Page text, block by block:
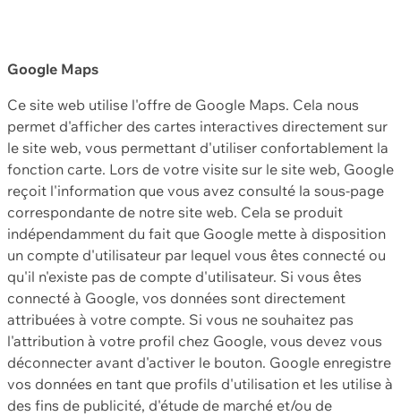
Google Maps
Ce site web utilise l'offre de Google Maps. Cela nous
permet d'afficher des cartes interactives directement sur
le site web, vous permettant d'utiliser confortablement la
fonction carte. Lors de votre visite sur le site web, Google
reçoit l'information que vous avez consulté la sous-page
correspondante de notre site web. Cela se produit
indépendamment du fait que Google mette à disposition
un compte d'utilisateur par lequel vous êtes connecté ou
qu'il n'existe pas de compte d'utilisateur. Si vous êtes
connecté à Google, vos données sont directement
attribuées à votre compte. Si vous ne souhaitez pas
l'attribution à votre profil chez Google, vous devez vous
déconnecter avant d'activer le bouton. Google enregistre
vos données en tant que profils d'utilisation et les utilise à
des fins de publicité, d'étude de marché et/ou de